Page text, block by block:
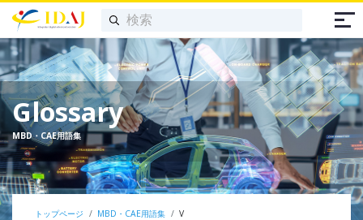
Glossary
MBD・CAE用語集
トップページ MBD・CAE用語集 V